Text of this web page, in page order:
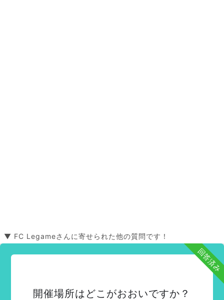
▼ FC Legameさんに寄せられた他の質問です！
回答済み
開催場所はどこがおおいですか？